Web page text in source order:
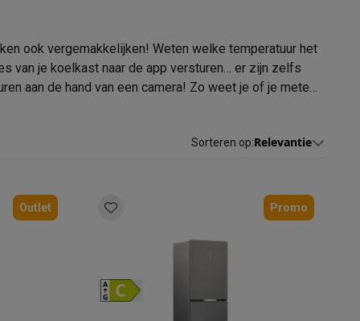
ook vergemakkelijken! Weten welke temperatuur het
van je koelkast naar de app versturen… er zijn zelfs
aan de hand van een camera! Zo weet je of je meteen
liggen. Kortom, een smart koelkast kan je leven
Sorteren op:Relevantie
Outlet Promo